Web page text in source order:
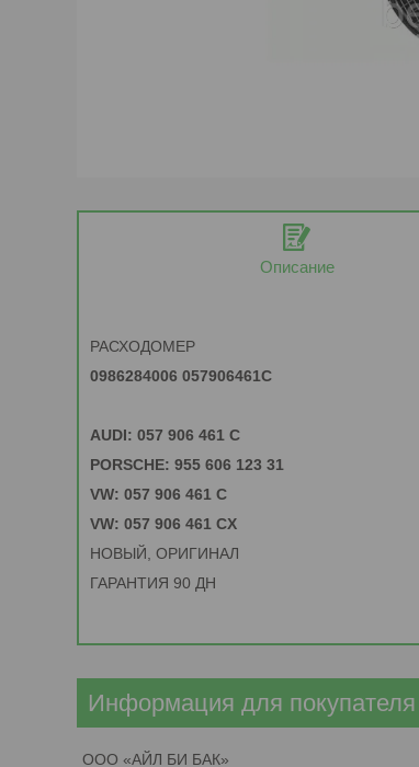
Описание
РАСХОДОМЕР
0986284006 057906461C
AUDI: 057 906 461 C
PORSCHE: 955 606 123 31
VW: 057 906 461 C
VW: 057 906 461 CX
НОВЫЙ, ОРИГИНАЛ
ГАРАНТИЯ 90 ДН
Информация для покупателя
ООО «АЙЛ БИ БАК»